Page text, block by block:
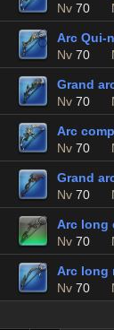
Nv 70
Arc Qui-
Nv 70
Grand
Nv 70
Arc
Nv 70
Grand
Nv 70
Arc long
Nv 70
Arc long
Nv 70